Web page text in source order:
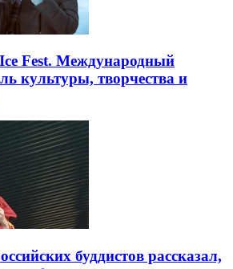
Fest. Международный
культуры, творчества и
буддистов рассказал,